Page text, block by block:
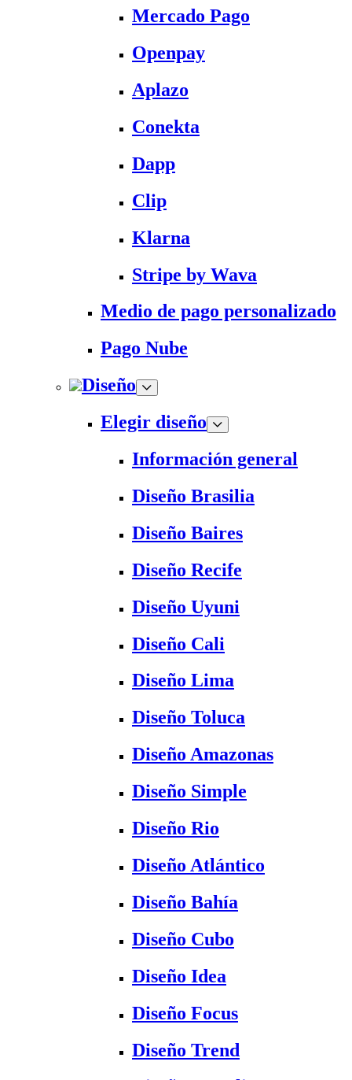
Mercado Pago
Openpay
Aplazo
Conekta
Dapp
Clip
Klarna
Stripe by Wava
Medio de pago personalizado
Pago Nube
Diseño
Elegir diseño
Información general
Diseño Brasilia
Diseño Baires
Diseño Recife
Diseño Uyuni
Diseño Cali
Diseño Lima
Diseño Toluca
Diseño Amazonas
Diseño Simple
Diseño Rio
Diseño Atlántico
Diseño Bahía
Diseño Cubo
Diseño Idea
Diseño Focus
Diseño Trend